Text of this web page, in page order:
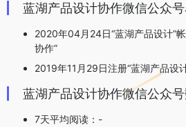
蓝湖产品设计协作微信公众号
2020年04月24日“蓝湖产品设计”
协作”
2019年11月29日注册“蓝湖产品设
蓝湖产品设计协作微信公众号
7天平均阅读：-